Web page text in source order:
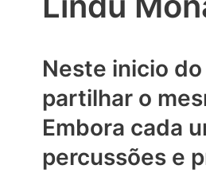
Neste inicio
partilhar o
Embora cada
percussões e